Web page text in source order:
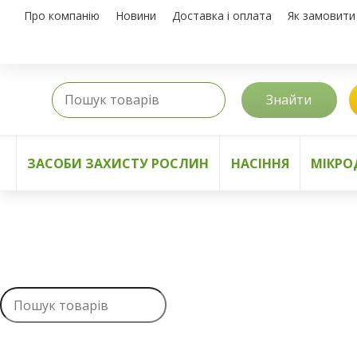
Про компанію Новини Доставка і оплата Як замовити
Знайти
ЗАСОБИ ЗАХИСТУ РОСЛИН НАСІННЯ